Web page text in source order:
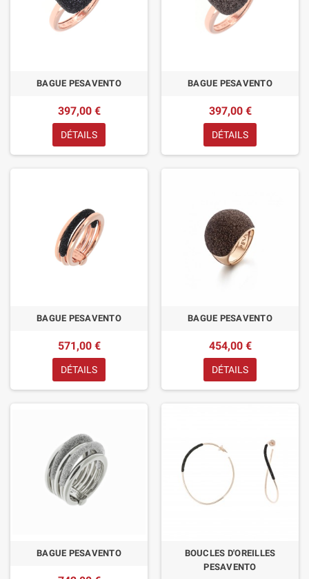
BAGUE PESAVENTO
397,00 €
DÉTAILS
BAGUE PESAVENTO
397,00 €
DÉTAILS
BAGUE PESAVENTO
571,00 €
DÉTAILS
BAGUE PESAVENTO
454,00 €
DÉTAILS
BAGUE PESAVENTO
BOUCLES D'OREILLES
PESAVENTO